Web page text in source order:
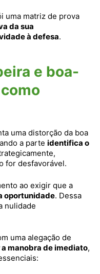
uma matriz de prova
da sua
à defesa.
e boa-
uma distorção da boa
a parte identifica o
for desfavorável.
ao exigir que a
oportunidade. Dessa
nulidade
uma alegação de
manobra de imediato,